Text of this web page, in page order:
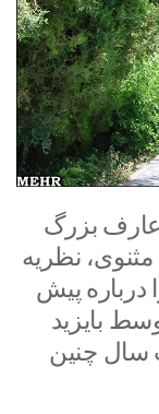
عارف بزرگ
نظریه
درباره پیش
بایزید
سال چنین